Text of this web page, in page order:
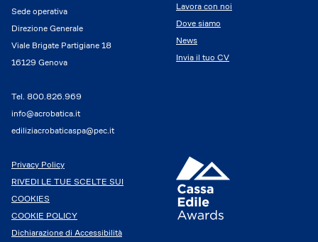
Sede operativa
Direzione Generale
Viale Brigate Partigiane 18
16129 Genova
Tel. 800.826.969
info@acrobatica.it
ediliziacrobaticaspa@pec.it
Lavora con noi
Dove siamo
News
Invia il tuo CV
Privacy Policy
RIVEDI LE TUE SCELTE SUI
COOKIES
COOKIE POLICY
Dichiarazione di Accessibilità